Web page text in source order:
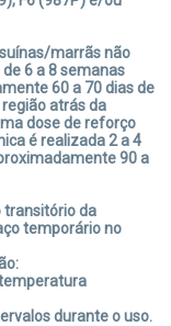
congelar.
mL e 250 mL.
marrãs não
de 6 a 8 semanas
60 a 70 dias de
atrás da
dose de reforço
é realizada 2 a 4
90 a
transitório da
temporário no
durante o uso.